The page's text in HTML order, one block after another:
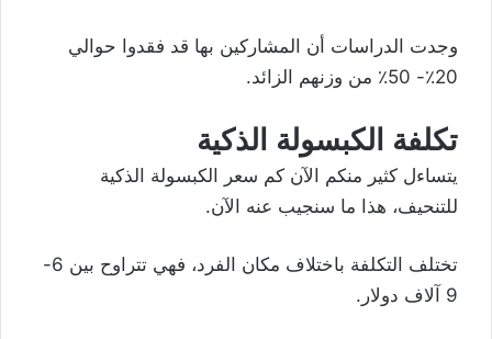
وجدت الدراسات أن المشاركين بها قد فقدوا حوالي
20٪- 50٪ من وزنهم الزائد.
تكلفة الكبسولة الذكية
يتساءل كثير منكم الآن كم سعر الكبسولة الذكية
للتنحيف، هذا ما سنجيب عنه الآن.
تختلف التكلفة باختلاف مكان الفرد، فهي تتراوح بين 6-
9 آلاف دولار.